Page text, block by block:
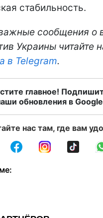
стабильность.
сообщения о
Украины читайте
в Telegram.
главное!
обновления в
нас там, где вам